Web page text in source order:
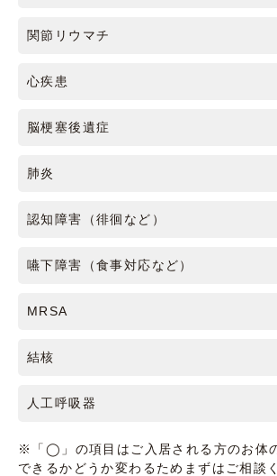
関節リウマチ
心疾患
脳梗塞後遺症
肺炎
認知障害（徘徊など）
嚥下障害（食事対応など）
MRSA
結核
人工呼吸器
※「◯」の項目はご入居される方のお体
できるかどうか変わるためまずはご相談